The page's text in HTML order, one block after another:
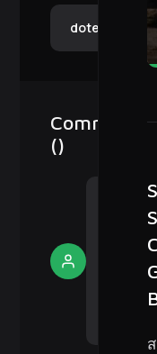
dotenv
Comments
()
Where
Meets
Games
Plant-